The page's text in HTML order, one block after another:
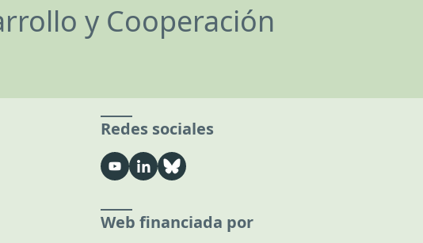
y Cooperación
Redes sociales
Web financiada por